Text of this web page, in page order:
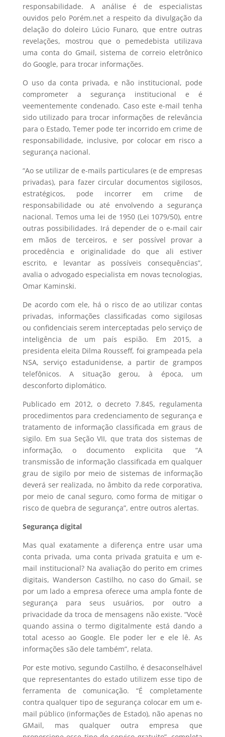
responsabilidade. A análise é de especialistas
ouvidos pelo Porém.net a respeito da divulgação da
delação do doleiro Lúcio Funaro, que entre outras
revelações, mostrou que o pemedebista utilizava
uma conta do Gmail, sistema de correio eletrônico
do Google, para trocar informações.
O uso da conta privada, e não institucional, pode
comprometer a segurança institucional e é
veementemente condenado. Caso este e-mail tenha
sido utilizado para trocar informações de relevância
para o Estado, Temer pode ter incorrido em crime de
responsabilidade, inclusive, por colocar em risco a
segurança nacional.
“Ao se utilizar de e-mails particulares (e de empresas
privadas), para fazer circular documentos sigilosos,
estratégicos, pode incorrer em crime de
responsabilidade ou até envolvendo a segurança
nacional. Temos uma lei de 1950 (Lei 1079/50), entre
outras possibilidades. Irá depender de o e-mail cair
em mãos de terceiros, e ser possível provar a
procedência e originalidade do que ali estiver
escrito, e levantar as possíveis consequências”,
avalia o advogado especialista em novas tecnologias,
Omar Kaminski.
De acordo com ele, há o risco de ao utilizar contas
privadas, informações classificadas como sigilosas
ou confidenciais serem interceptadas pelo serviço de
inteligência de um país espião. Em 2015, a
presidenta eleita Dilma Rousseff, foi grampeada pela
NSA, serviço estadunidense, a partir de grampos
telefônicos. A situação gerou, à época, um
desconforto diplomático.
Publicado em 2012, o decreto 7.845, regulamenta
procedimentos para credenciamento de segurança e
tratamento de informação classificada em graus de
sigilo. Em sua Seção VII, que trata dos sistemas de
informação, o documento explicita que “A
transmissão de informação classificada em qualquer
grau de sigilo por meio de sistemas de informação
deverá ser realizada, no âmbito da rede corporativa,
por meio de canal seguro, como forma de mitigar o
risco de quebra de segurança”, entre outros alertas.
Segurança digital
Mas qual exatamente a diferença entre usar uma
conta privada, uma conta privada gratuita e um e-
mail institucional? Na avaliação do perito em crimes
digitais, Wanderson Castilho, no caso do Gmail, se
por um lado a empresa oferece uma ampla fonte de
segurança para seus usuários, por outro a
privacidade da troca de mensagens não existe. “Você
quando assina o termo digitalmente está dando a
total acesso ao Google. Ele poder ler e ele lê. As
informações são dele também”, relata.
Por este motivo, segundo Castilho, é desaconselhável
que representantes do estado utilizem esse tipo de
ferramenta de comunicação. “É completamente
contra qualquer tipo de segurança colocar em um e-
mail público (informações de Estado), não apenas no
GMail, mas qualquer outra empresa que